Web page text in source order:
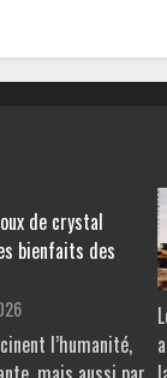
de crystal
bienfaits des
l’humanité,